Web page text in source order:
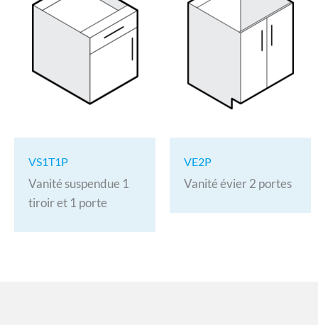
VS1T1P
Vanité suspendue 1
tiroir et 1 porte
VE2P
Vanité évier 2 portes